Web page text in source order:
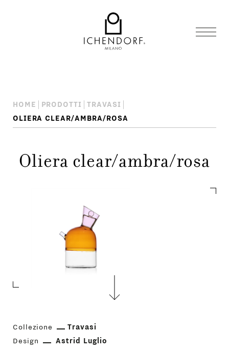
HOME PRODOTTI
TRAVASI
OLIERA CLEAR/AMBRA/ROSA
Oliera clear/ambra/rosa
Collezione
Travasi
Design
Astrid Luglio